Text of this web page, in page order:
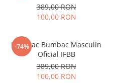
389,00 RON
100,00 RON
-74%
Hanorac Bumbac Masculin
Oficial IFBB
389,00 RON
100,00 RON